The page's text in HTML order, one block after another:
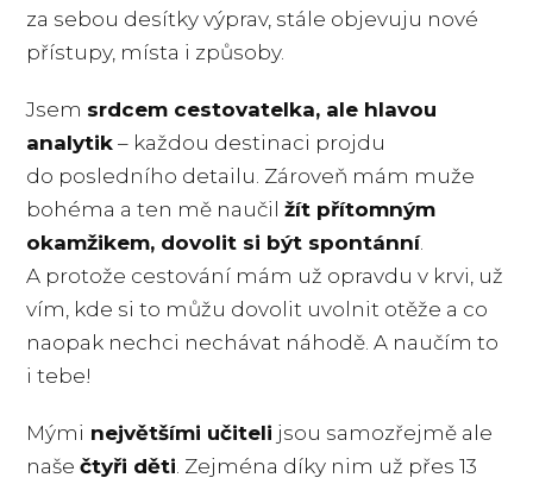
za sebou desítky výprav, stále objevuju nové
přístupy, místa i způsoby.
Jsem srdcem cestovatelka, ale hlavou
analytik – každou destinaci projdu
do posledního detailu. Zároveň mám muže
bohéma a ten mě naučilžít přítomným
okamžikem, dovolit si být spontánní.
A protože cestování mám už opravdu v krvi, už
vím, kde si to můžu dovolit uvolnit otěže a co
naopak nechci nechávat náhodě. A naučím to
i tebe!
Mými největšími učiteli jsou samozřejmě ale
našečtyři děti. Zejména díky nim už přes 13